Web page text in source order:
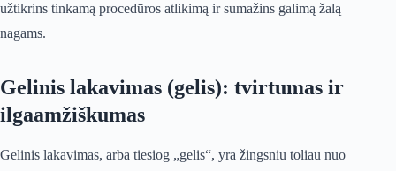
užtikrins tinkamą procedūros atlikimą ir sumažins galimą žalą
nagams.
Gelinis lakavimas (gelis): tvirtumas ir
ilgaamžiškumas
Gelinis lakavimas, arba tiesiog „gelis“, yra žingsniu toliau nuo